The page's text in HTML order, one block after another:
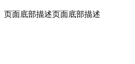
页面底部描述页面底部描述